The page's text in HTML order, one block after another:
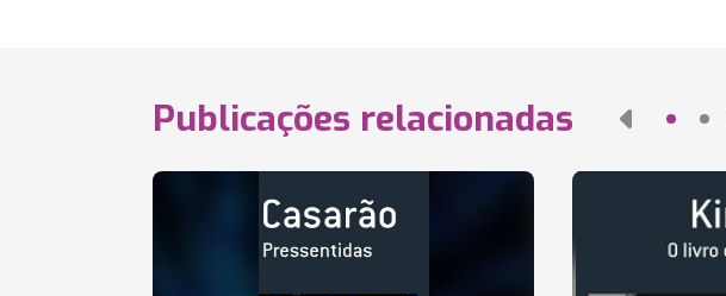
Publicações relacionadas